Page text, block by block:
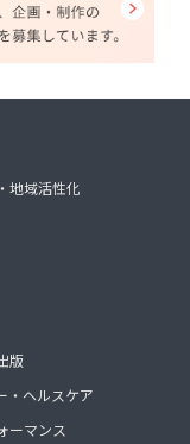
地域活性化
版
・ヘルスケア
ーマンス